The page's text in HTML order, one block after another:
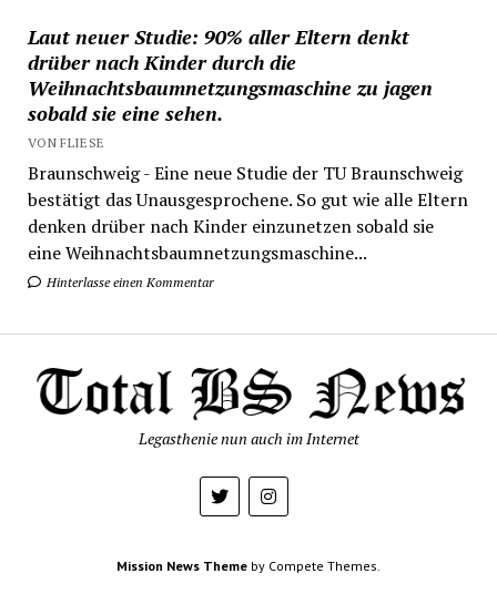
Laut neuer Studie: 90% aller Eltern denkt
drüber nach Kinder durch die
Weihnachtsbaumnetzungsmaschine zu jagen
sobald sie eine sehen.
VON FLIESE
Braunschweig - Eine neue Studie der TU Braunschweig
bestätigt das Unausgesprochene. So gut wie alle Eltern
denken drüber nach Kinder einzunetzen sobald sie
eine Weihnachtsbaumnetzungsmaschine...
Hinterlasse einen Kommentar
Legasthenie nun auch im Internet
Mission News Theme by Compete Themes.